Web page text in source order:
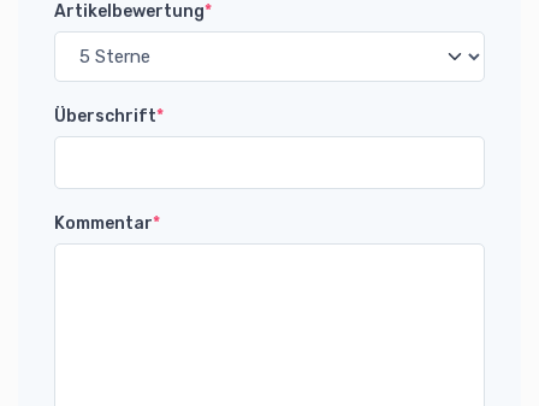
Artikelbewertung*
Überschrift*
Kommentar*